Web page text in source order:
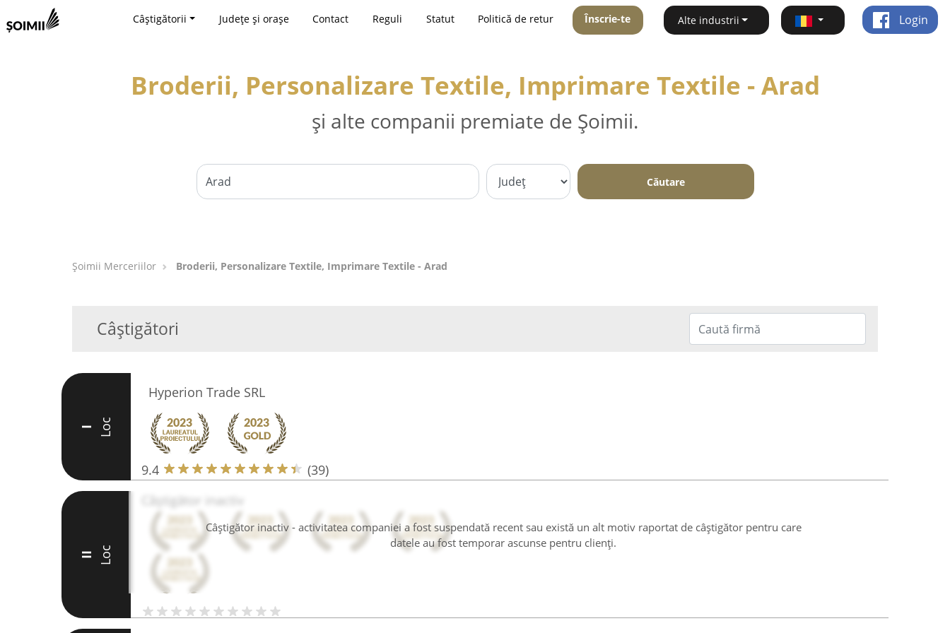
Câștigătorii Județe și orașe Contact Reguli Statut Politică de retur Înscrie-te Alte industrii Login
Broderii, Personalizare Textile, Imprimare Textile - Arad
și alte companii premiate de Șoimii.
Căutare
Șoimii Merceriilor Broderii, Personalizare Textile, Imprimare Textile - Arad
Câștigători
I Loc
Hyperion Trade SRL
9.4 (39)
Câștigător inactiv - activitatea companiei a fost suspendată recent sau există un alt motiv raportat de câștigător pentru care
datele au fost temporar ascunse pentru clienți.
II Loc
Câștigător inactiv